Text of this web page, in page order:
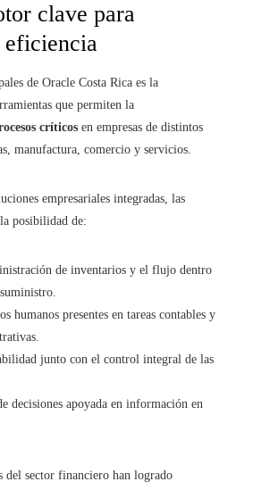
clave para
eficiencia
de Oracle Costa Rica es la
que permiten la
críticos en empresas de distintos
manufactura, comercio y servicios.
empresariales integradas, las
posibilidad de:
de inventarios y el flujo dentro
humanos presentes en tareas contables y
junto con el control integral de las
decisiones apoyada en información en
del sector financiero han logrado